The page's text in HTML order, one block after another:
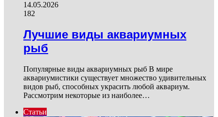
14.05.2026
182
Лучшие виды аквариумных
рыб
Популярные виды аквариумных рыб В мире
аквариумистики существует множество удивительных
видов рыб, способных украсить любой аквариум.
Рассмотрим некоторые из наиболее…
Статьи